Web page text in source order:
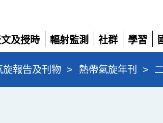
及授時
輻射監測
展
開
社群
展
開
學習
展
開
旋報告及刊物 > 熱帶氣旋年刊 >